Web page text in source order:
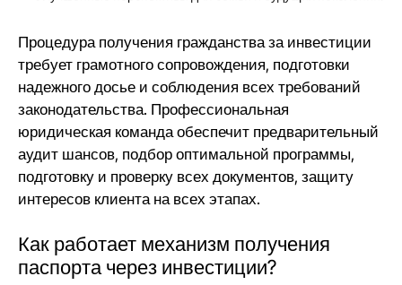
Процедура получения гражданства за инвестиции
требует грамотного сопровождения, подготовки
надежного досье и соблюдения всех требований
законодательства. Профессиональная
юридическая команда обеспечит предварительный
аудит шансов, подбор оптимальной программы,
подготовку и проверку всех документов, защиту
интересов клиента на всех этапах.
Как работает механизм получения
паспорта через инвестиции?